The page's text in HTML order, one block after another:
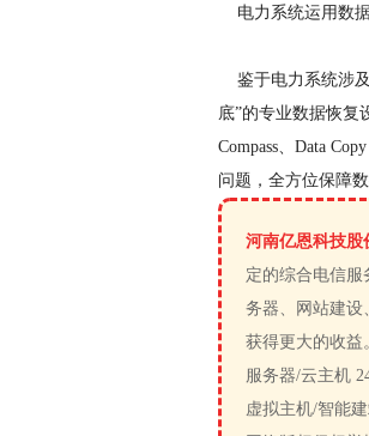
电力系统运用数
鉴于电力系统涉及
底”的专业数据恢复
Compass、Data
问题，全方位保障数
河南亿恩科技股
定的综合电信
务器、网站建设
获得更大的收益
服务器/云主机
虚拟主机/智能